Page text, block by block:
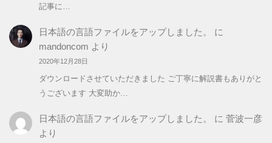
記事に…
日本語の言語ファイルをアップしました。
に
mandoncom より
2020年12月28日
ダウンロードさせていただきました ご丁寧に解説書もありがと
うございます 大変助か…
日本語の言語ファイルをアップしました。 に 菅波一彦
より